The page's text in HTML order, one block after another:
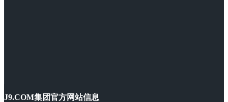
J9.COM集团官方网站信息